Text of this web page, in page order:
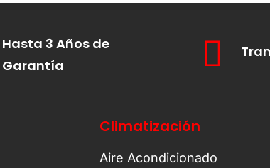
Hasta 3 Años de
Garantía
Climatización
Aire Acondicionado